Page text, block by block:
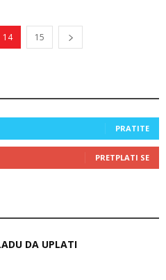
14 15
PRATITE
PRETPLATI SE
DA UPLATI